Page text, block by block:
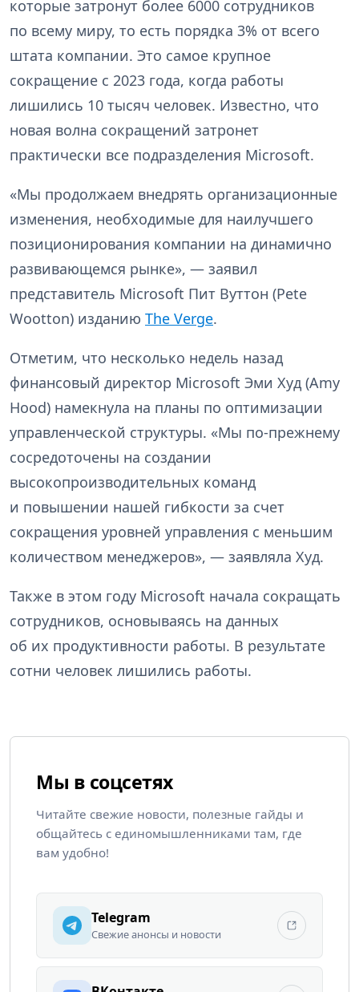
которые затронут более 6000 сотрудников
по всему миру, то есть порядка 3% от всего
штата компании. Это самое крупное
сокращение с 2023 года, когда работы
лишились 10 тысяч человек. Известно, что
новая волна сокращений затронет
практически все подразделения Microsoft.
«Мы продолжаем внедрять организационные
изменения, необходимые для наилучшего
позиционирования компании на динамично
развивающемся рынке», — заявил
представитель Microsoft Пит Вуттон (Pete
Wootton) изданию The Verge.
Отметим, что несколько недель назад
финансовый директор Microsoft Эми Худ (Amy
Hood) намекнула на планы по оптимизации
управленческой структуры. «Мы по-прежнему
сосредоточены на создании
высокопроизводительных команд
и повышении нашей гибкости за счет
сокращения уровней управления с меньшим
количеством менеджеров», — заявляла Худ.
Также в этом году Microsoft начала сокращать
сотрудников, основываясь на данных
об их продуктивности работы. В результате
сотни человек лишились работы.
Мы в соцсетях
Читайте свежие новости, полезные гайды и
общайтесь с единомышленниками там, где
вам удобно!
Telegram
Свежие анонсы и новости